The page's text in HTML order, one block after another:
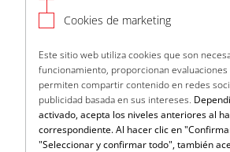
Cookies de marketing
Este sitio web utiliza cookies que son
funcionamiento, proporcionan evaluaciones
permiten compartir contenido en redes
publicidad basada en sus intereses.
activado, acepta los niveles anteriores al
correspondiente. Al hacer clic en
"Seleccionar y confirmar todo", también